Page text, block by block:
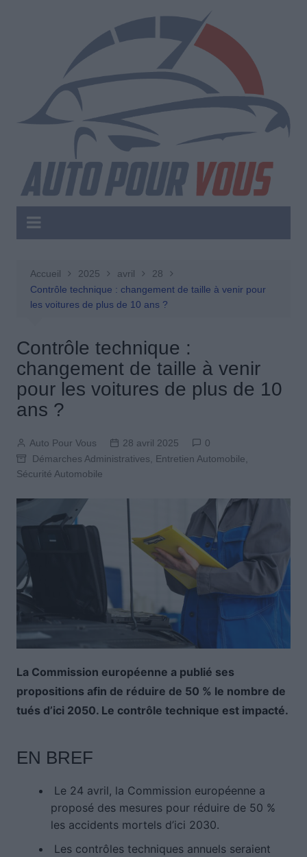
Accueil 2025 avril
28
Contrôle technique : changement de taille à venir pour
les voitures de plus de 10 ans ?
Contrôle technique :
changement de taille à venir
pour les voitures de plus de 10
ans ?
Auto Pour Vous 28 avril 2025
0
Démarches Administratives, Entretien Automobile,
Sécurité Automobile
La Commission européenne a publié ses
propositions afin de réduire de 50 % le nombre de
tués d’ici 2050. Le contrôle technique est impacté.
EN BREF
Le 24 avril, la Commission européenne a
proposé des mesures pour réduire de 50 %
les accidents mortels d’ici 2030.
Les contrôles techniques annuels seraient